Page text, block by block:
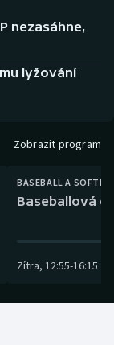
nezasáhne,
lyžování
Zobrazit program
BASEBALL A
Baseballová
Zítra, 12:55-16:15